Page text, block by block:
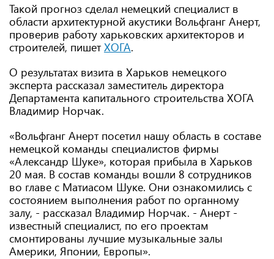
Такой прогноз сделал немецкий специалист в
области архитектурной акустики Вольфганг Анерт,
проверив работу харьковских архитекторов и
строителей, пишетХОГА.
О результатах визита в Харьков немецкого
эксперта рассказал заместитель директора
Департамента капитального строительства ХОГА
Владимир Норчак.
«Вольфганг Анерт посетил нашу область в составе
немецкой команды специалистов фирмы
«Александр Шуке», которая прибыла в Харьков
20 мая. В состав команды вошли 8 сотрудников
во главе с Матиасом Шуке. Они ознакомились с
состоянием выполнения работ по органному
залу, - рассказал Владимир Норчак. - Анерт -
известный специалист, по его проектам
смонтированы лучшие музыкальные залы
Америки, Японии, Европы».